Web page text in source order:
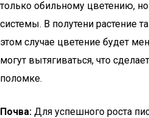
только обильному цветению,
системы. В полутени растение
этом случае цветение будет
могут вытягиваться, что
поломке.
Почва: Для успешного роста